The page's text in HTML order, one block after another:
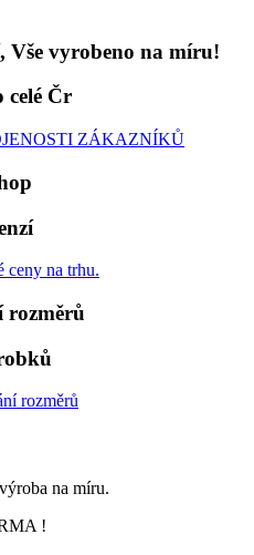
Vše vyrobeno na míru!
celé Čr
ZÁKAZNÍKŮ
ceny na trhu.
rozměrů
rozměrů
na míru.
!